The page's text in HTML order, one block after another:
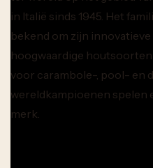
in Italië sinds 1945. Het
bekend om zijn
hoogwaardige
voor carambole-, pool- en
wereldkampioenen spelen
merk.